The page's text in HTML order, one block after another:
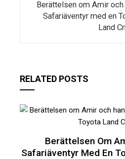
Berättelsen om Amir och
Safariäventyr med en
Land
RELATED POSTS
Berättelsen Om
Safariäventyr Med En